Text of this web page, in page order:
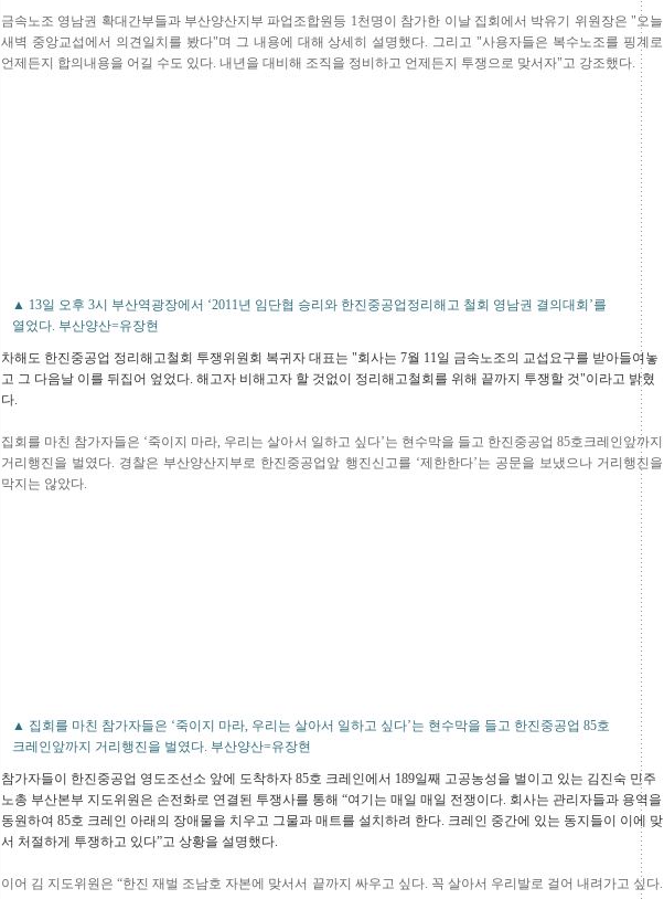
금속노조 영남권 확대간부들과 부산양산지부 파업조합원등 1천명이 참가한 이날 집회에서 박유기 위원장은 "오늘
새벽 중앙교섭에서 의견일치를 봤다"며 그 내용에 대해 상세히 설명했다. 그리고 "사용자들은 복수노조를 핑계로
언제든지 합의내용을 어길 수도 있다. 내년을 대비해 조직을 정비하고 언제든지 투쟁으로 맞서자"고 강조했다.
▲ 13일 오후 3시 부산역광장에서 ‘2011년 임단협 승리와 한진중공업정리해고 철회 영남권 결의대회’를
열었다. 부산양산=유장현
차해도 한진중공업 정리해고철회 투쟁위원회 복귀자 대표는 "회사는 7월 11일 금속노조의 교섭요구를 받아들여놓
고 그 다음날 이를 뒤집어 엎었다. 해고자 비해고자 할 것없이 정리해고철회를 위해 끝까지 투쟁할 것"이라고 밝혔
다.
집회를 마친 참가자들은 ‘죽이지 마라, 우리는 살아서 일하고 싶다’는 현수막을 들고 한진중공업 85호크레인앞까지
거리행진을 벌였다. 경찰은 부산양산지부로 한진중공업앞 행진신고를 ‘제한한다’는 공문을 보냈으나 거리행진을
막지는 않았다.
▲ 집회를 마친 참가자들은 ‘죽이지 마라, 우리는 살아서 일하고 싶다’는 현수막을 들고 한진중공업 85호
크레인앞까지 거리행진을 벌였다. 부산양산=유장현
참가자들이 한진중공업 영도조선소 앞에 도착하자 85호 크레인에서 189일째 고공농성을 벌이고 있는 김진숙 민주
노총 부산본부 지도위원은 손전화로 연결된 투쟁사를 통해 “여기는 매일 매일 전쟁이다. 회사는 관리자들과 용역을
동원하여 85호 크레인 아래의 장애물을 치우고 그물과 매트를 설치하려 한다. 크레인 중간에 있는 동지들이 이에 맞
서 처절하게 투쟁하고 있다”고 상황을 설명했다.
이어 김 지도위원은 “한진 재벌 조남호 자본에 맞서서 끝까지 싸우고 싶다. 꼭 살아서 우리발로 걸어 내려가고 싶다.